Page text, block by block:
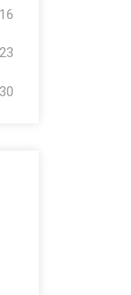
16
23
30